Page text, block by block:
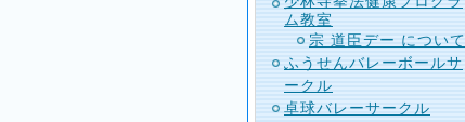
ム教室
宗 道臣デー について
ふうせんバレーボールサ
ークル
卓球バレーサークル